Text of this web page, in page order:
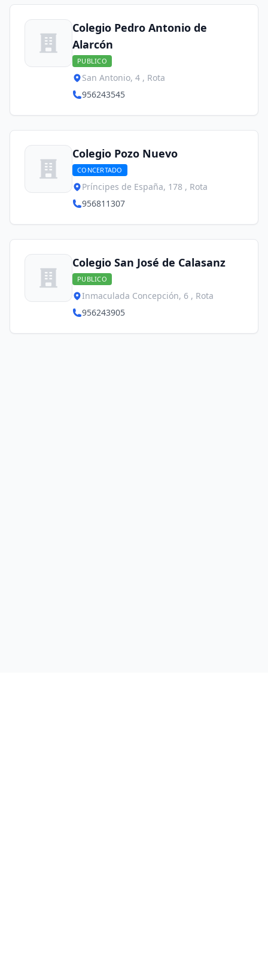
Colegio Pedro Antonio de
Alarcón
PUBLICO
San Antonio, 4 , Rota
956243545
Colegio Pozo Nuevo
CONCERTADO
Príncipes de España, 178 , Rota
956811307
Colegio San José de Calasanz
PUBLICO
Inmaculada Concepción, 6 , Rota
956243905